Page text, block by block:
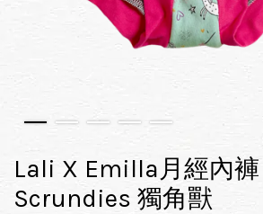
Lali X Emilla月經內褲
Scrundies 獨角獸